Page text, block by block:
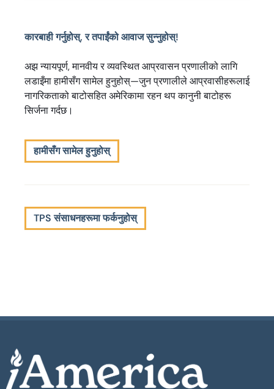
कारबाही गर्नुहोस्, र तपाईंको आवाज सुन्नुहोस्!
अझ न्यायपूर्ण, मानवीय र व्यवस्थित आप्रवासन प्रणालीको लागि
लडाइँमा हामीसँग सामेल हुनुहोस्—जुन प्रणालीले आप्रवासीहरूलाई
नागरिकताको बाटोसहित अमेरिकामा रहन थप कानुनी बाटोहरू
सिर्जना गर्दछ।
हामीसँग सामेल हुनुहोस्
TPS संसाधनहरूमा फर्कनुहोस्